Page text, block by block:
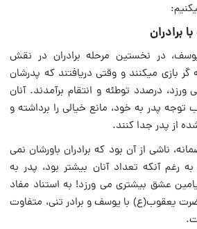
در نخستین مرحله برادران در نقش
گر بازى میکنند و وقتى دریافتند که پدرشان
درصدد توطئه و انتقام برآمدند. آنان
توجه پدر به خود، مانع خیالى را برداشته و
از پدر جدا کنند.
ناشى از آن بود که برادران باورشان نمی
رغم آنکه تعداد آنان بیشتر بود، پدر به
عشق بیشترى می ورزد! به استناد مفاد
یعقوب‌(ع) با یوسف و برادر تنى، متفاوت